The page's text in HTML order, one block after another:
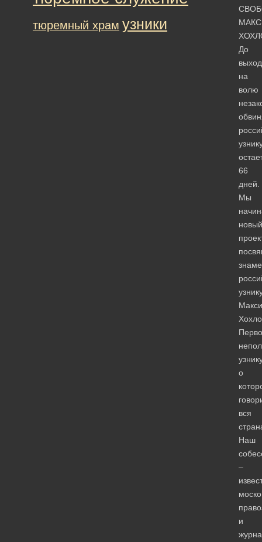
До
на
волю
66
дней.
Мы
новый
о
вся
Наш
–
и
тюремный храм узники